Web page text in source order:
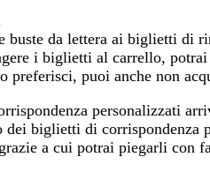
buste da lettera ai biglietti di
i biglietti al carrello,
preferisci, puoi anche non
personalizzati
dei biglietti di corrispondenza
a cui potrai piegarli con